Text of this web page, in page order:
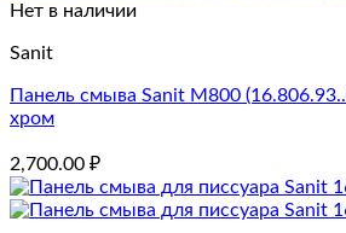
Нет в наличии
Sanit
Панель смыва Sanit M800
хром
2,700.00 ₽